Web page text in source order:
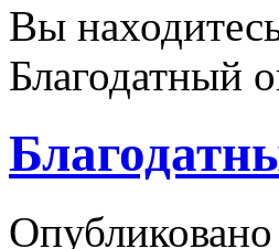
Вы
Благодатный